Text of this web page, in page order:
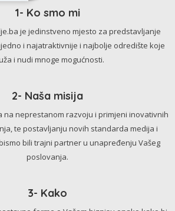
1- Ko smo mi
je jedinstveno mjesto za predstavljanje
i najatraktivnije i najbolje odredište koje
i nudi mnoge mogućnosti.
2- Naša misija
na neprestanom razvoju i primjeni inovativnih
te postavljanju novih standarda medija i
bili trajni partner u unapređenju Vašeg
poslovanja.
3- Kako